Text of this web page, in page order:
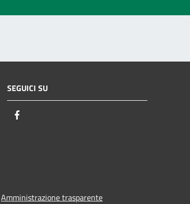
SEGUICI SU
Amministrazione trasparente